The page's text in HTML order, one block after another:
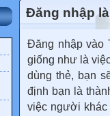
Đăng nhập
Đăng nhập vào
giống như là
dùng thẻ, bạn
định bạn là
việc người khác